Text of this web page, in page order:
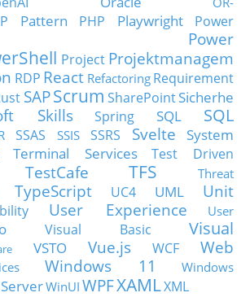
Pattern PHP Playwright
Power
Power
Project Projektmanagem
RDP React Refactoring Requirement
SAPScrum SharePointSicherhe
Skills Spring SQL
SQL
SSAS SSIS SSRS Svelte
System
Terminal Services
Test Driven
TestCafe TFS
Threat
TypeScript UC4 UML
Unit
User Experience
User
Visual Basic
Visual
VSTO Vue.js WCF
Web
Windows 11
Windows
WinUI WPFXAMLXML